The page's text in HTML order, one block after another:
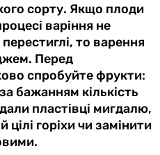
сорту. Якщо плоди
варіння не
то варення
Перед
спробуйте фрукти:
бажанням кількість
пластівці мигдалю,
горіхи чи замінити